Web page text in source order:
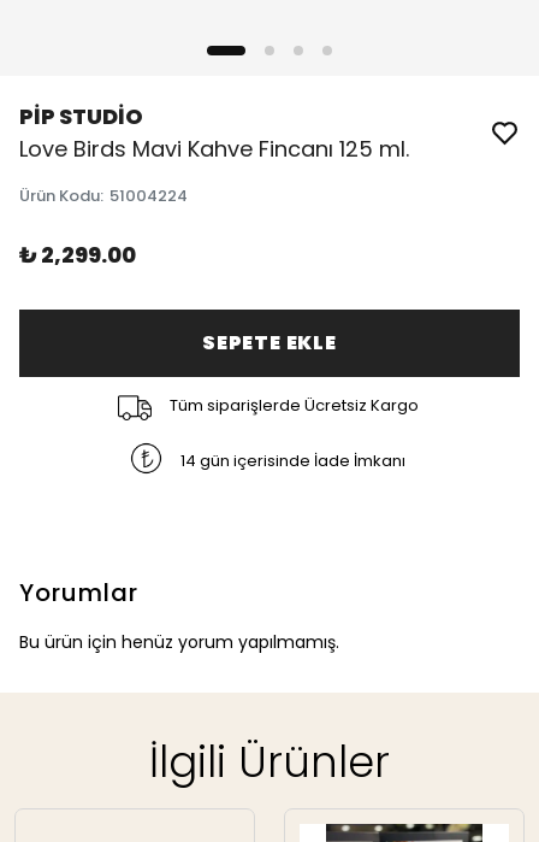
PİP STUDİO
Love Birds Mavi Kahve Fincanı 125 ml.
Ürün Kodu: 51004224
₺ 2,299.00
SEPETE EKLE
Tüm siparişlerde Ücretsiz Kargo
14 gün içerisinde İade İmkanı
Yorumlar
Bu ürün için henüz yorum yapılmamış.
İlgili Ürünler